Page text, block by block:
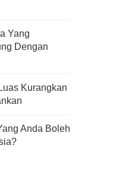
Yang
Dengan
Kurangkan
Anda Boleh